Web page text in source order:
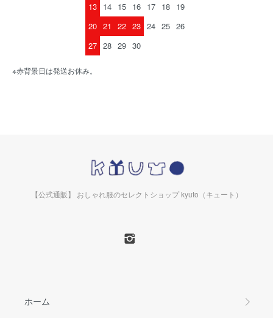
13 14 15 16 17 18 19
20 21 22 23 24 25 26
27 28 29 30
※赤背景日は発送お休み。
【公式通販】 おしゃれ服のセレクトショップ kyuto（キュート）
ホーム